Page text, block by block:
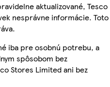
aktualizované, Tesco
nesprávne informácie. Toto
iba pre osobnú potrebu, a
spôsobom bez
Stores Limited ani bez